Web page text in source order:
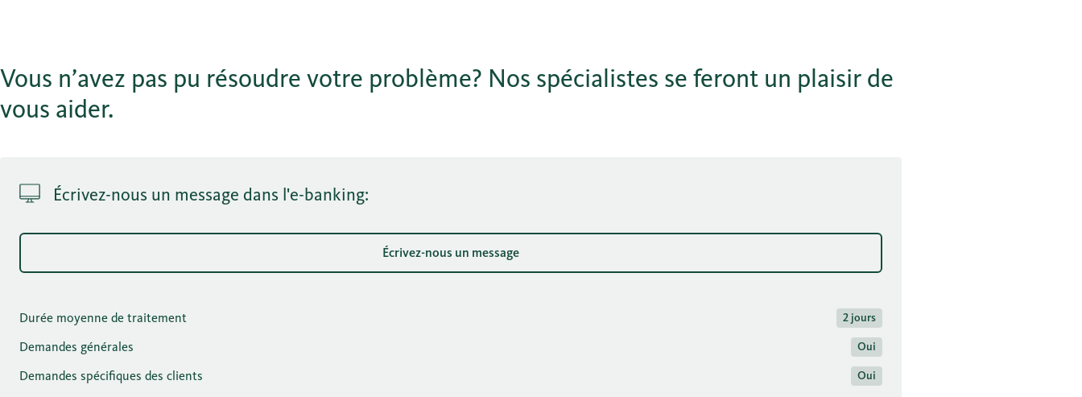
Vous n’avez pas pu résoudre votre problème? Nos spécialistes se feront un plaisir de
vous aider.
Écrivez-nous un message dans l'e-banking:
Écrivez-nous un message
Durée moyenne de traitement 2 jours
Demandes générales Oui
Demandes spécifiques des clients Oui